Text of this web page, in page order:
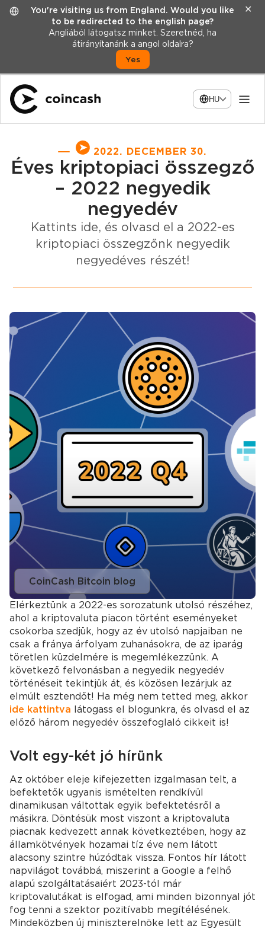
You're visiting us from England. Would you like
to be redirected to the english page?
Angliából látogatsz minket. Szeretnéd, ha
átirányítanánk a angol oldalra?
Yes
✕
HU
2022. DECEMBER 30.
Éves kriptopiaci összegző
– 2022 negyedik
negyedév
Kattints ide, és olvasd el a 2022-es
kriptopiaci összegzőnk negyedik
negyedéves részét!
CoinCash Bitcoin blog
Elérkeztünk a 2022-es sorozatunk utolsó részéhez,
ahol a kriptovaluta piacon történt eseményeket
csokorba szedjük, hogy az év utolsó napjaiban ne
csak a fránya árfolyam zuhanásokra, de az iparág
töretlen küzdelmére is megemlékezzünk. A
következő felvonásban a negyedik negyedév
történéseit tekintjük át, és közösen lezárjuk az
elmúlt esztendőt! Ha még nem tetted meg, akkor
ide kattintva látogass el blogunkra, és olvasd el az
előző három negyedév összefoglaló cikkeit is!
Volt egy-két jó hírünk
Az október eleje kifejezetten izgalmasan telt, a
befektetők ugyanis ismételten rendkívül
dinamikusan váltottak egyik befektetésről a
másikra. Döntésük most viszont a kriptovaluta
piacnak kedvezett annak következtében, hogy az
államkötvények hozamai tíz éve nem látott
alacsony szintre húzódtak vissza. Fontos hír látott
napvilágot továbbá, miszerint a Google a felhő
alapú szolgáltatásaiért 2023-tól már
kriptovalutákat is elfogad, ami minden bizonnyal jót
fog tenni a szektor pozitívabb megítélésének.
Mindeközben új miniszterelnöke lett az Egyesült